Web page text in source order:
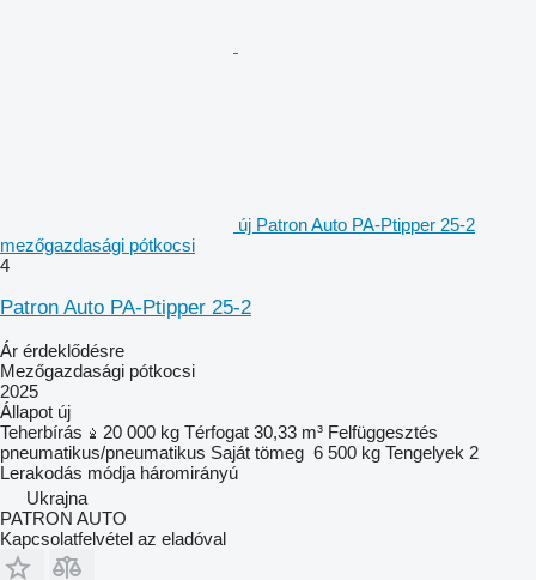
új Patron Auto PA-Ptipper 25-2
mezőgazdasági pótkocsi
4
Patron Auto PA-Ptipper 25-2
Ár érdeklődésre
Mezőgazdasági pótkocsi
2025
Állapot új
Teherbírás
20 000 kg Térfogat 30,33 m³ Felfüggesztés
pneumatikus/pneumatikus Saját tömeg 6 500 kg Tengelyek 2
Lerakodás módja háromirányú
Ukrajna
PATRON AUTO
Kapcsolatfelvétel az eladóval